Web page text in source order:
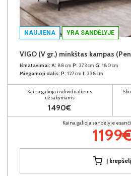
NAUJIENA YRA SANDĖLYJE
VIGO (V gr.) minkštas kampas
Išmatavimai: A: 88cm P: 273cm G: 180cm
Miegamoji dalis: P: 127cm I: 238cm
Kaina galioja individualiems
užsakymams
1490€
Kaina galioja sandėlyje
Į krepšelį